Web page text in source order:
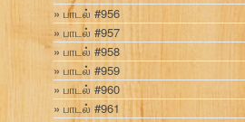
பாடல் #956
பாடல் #957
பாடல் #958
பாடல் #959
பாடல் #960
பாடல் #961